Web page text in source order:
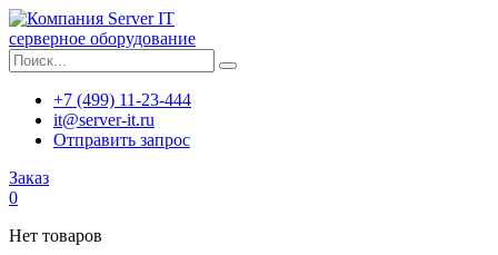
серверное оборудование
+7 (499) 11-23-444
it@server-it.ru
Отправить запрос
Заказ
0
Нет товаров